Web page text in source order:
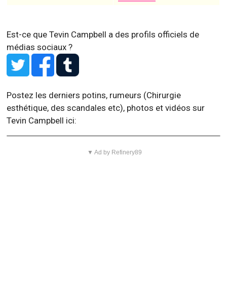
Est-ce que Tevin Campbell a des profils officiels de
médias sociaux ?
Postez les derniers potins, rumeurs (Chirurgie
esthétique, des scandales etc), photos et vidéos sur
Tevin Campbell ici:
▼ Ad by Refinery89